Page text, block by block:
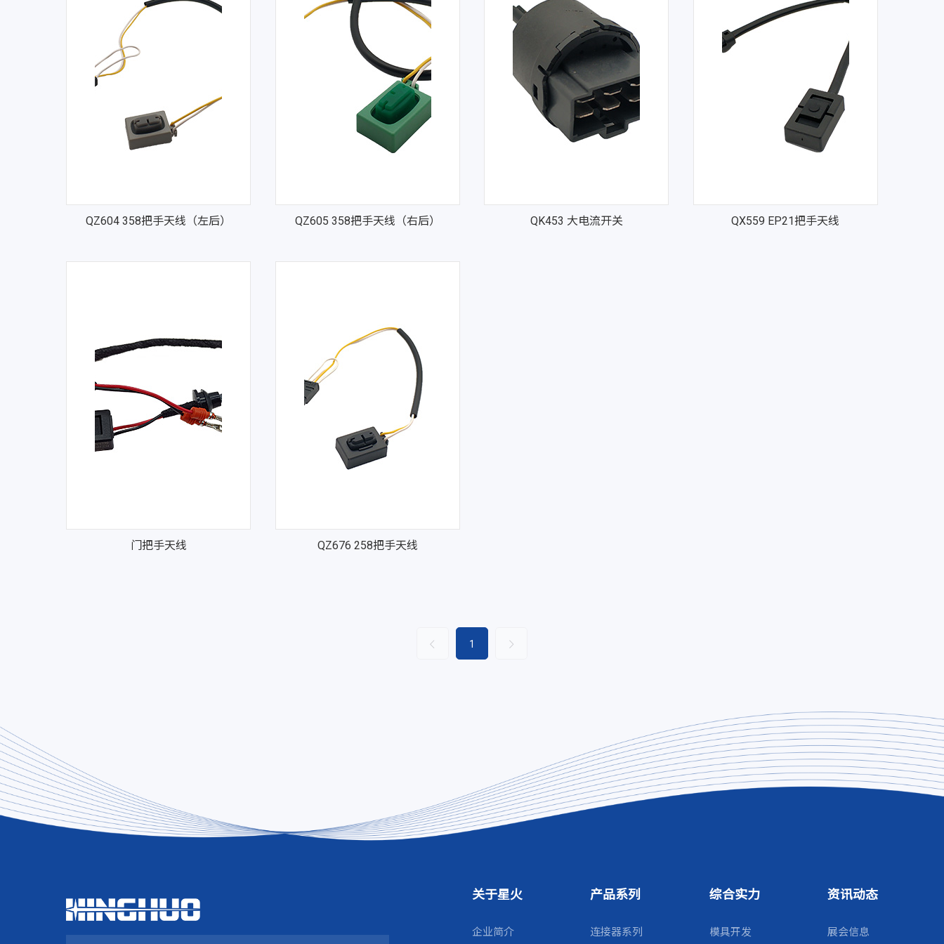
QZ604 358把手天线（左后） QZ605 358把手天线（右后） QK453 大电流开关 QX559 EP21把手天线
门把手天线 QZ676 258把手天线
1
关于星火
企业简介
产品系列
连接器系列
综合实力
模具开发
资讯动态
展会信息